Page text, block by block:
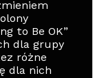
to Be OK”
dla grupy
różne
dla nich